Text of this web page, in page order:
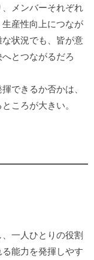
メンバーそれぞれ
産性向上につなが
状況でも、皆が意
とつながるだろ
できるか否かは、
ころが大きい。
一人ひとりの役割
能力を発揮しやす